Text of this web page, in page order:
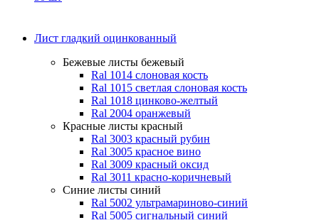
Лист гладкий оцинкованный
Бежевые листы бежевый
Ral 1014 слоновая кость
Ral 1015 светлая слоновая кость
Ral 1018 цинково-желтый
Ral 2004 оранжевый
Красные листы красный
Ral 3003 красный рубин
Ral 3005 красное вино
Ral 3009 красный оксид
Ral 3011 красно-коричневый
Синие листы синий
Ral 5002 ультрамариново-синий
Ral 5005 сигнальный синий